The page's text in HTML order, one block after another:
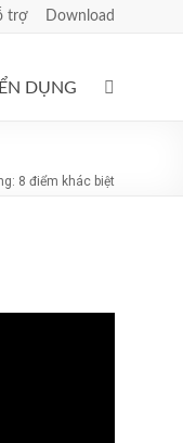
trợ Download
DỤNG
8 điểm khác biệt